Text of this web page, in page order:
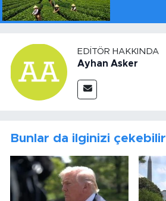
EDITÖR HAKKINDA
Ayhan Asker
Bunlar da ilginizi çekebilir